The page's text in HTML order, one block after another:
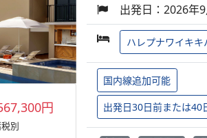
円
別
出発日：2026年
ハレプナワイキ
国内線追加可能
出発日30日前または40